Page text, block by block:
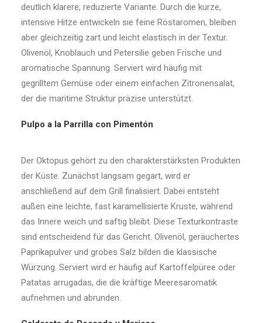
deutlich klarere, reduzierte Variante. Durch die kurze,
intensive Hitze entwickeln sie feine Röstaromen, bleiben
aber gleichzeitig zart und leicht elastisch in der Textur.
Olivenöl, Knoblauch und Petersilie geben Frische und
aromatische Spannung. Serviert wird häufig mit
gegrilltem Gemüse oder einem einfachen Zitronensalat,
der die maritime Struktur präzise unterstützt.
Pulpo a la Parrilla con Pimentón
Der Oktopus gehört zu den charakterstärksten Produkten
der Küste. Zunächst langsam gegart, wird er
anschließend auf dem Grill finalisiert. Dabei entsteht
außen eine leichte, fast karamellisierte Kruste, während
das Innere weich und saftig bleibt. Diese Texturkontraste
sind entscheidend für das Gericht. Olivenöl, geräuchertes
Paprikapulver und grobes Salz bilden die klassische
Würzung. Serviert wird er häufig auf Kartoffelpüree oder
Patatas arrugadas, die die kräftige Meeresaromatik
aufnehmen und abrunden.